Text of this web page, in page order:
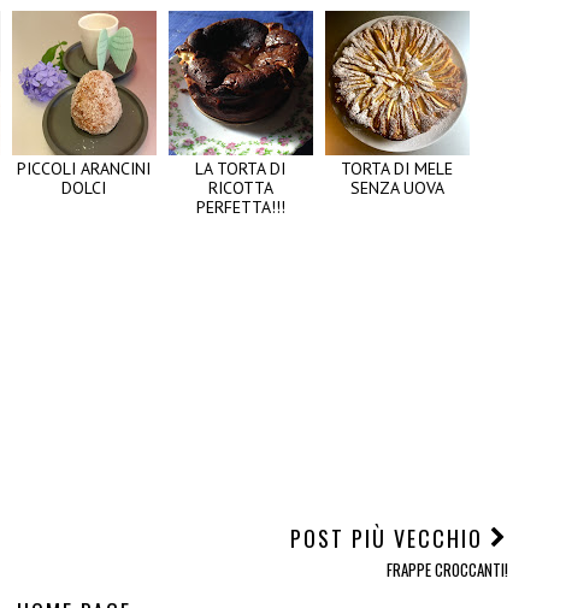
PICCOLI ARANCINI
DOLCI
LA TORTA DI
RICOTTA
PERFETTA!!!
TORTA DI MELE
SENZA UOVA
POST PIÙ VECCHIO
FRAPPE CROCCANTI!